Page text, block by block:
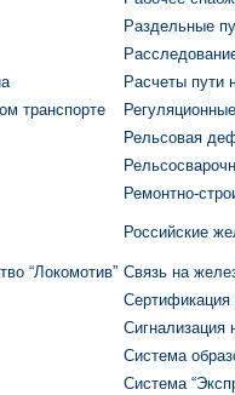
Раздельные
Расчеты пути
транспорте
Рельсовая
Ремонтно-
Российские
“Локомотив” Связь на
Сертификация
Сигнализация
Система
Система